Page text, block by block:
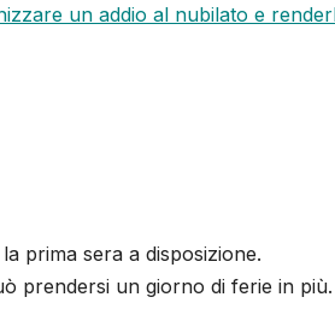
un addio al nubilato e
prima sera a disposizione.
prendersi un giorno di ferie in più.